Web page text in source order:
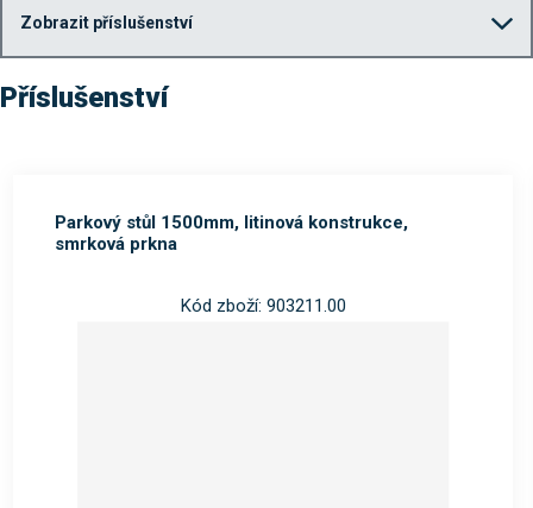
Zobrazit příslušenství
Příslušenství
Parkový stůl 1500mm, litinová konstrukce,
smrková prkna
Kód zboží: 903211.00